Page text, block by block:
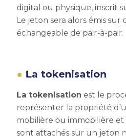
digital ou physique, inscrit
Le jeton sera alors émis sur
échangeable de pair-à-pair.
La tokenisation
La tokenisation est le
représenter la propriété
mobilière ou immobilière et
sont attachés sur un jeton